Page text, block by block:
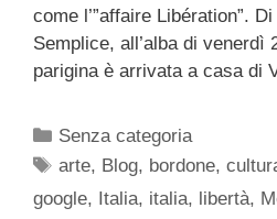
come l’”affaire Libération”.
Semplice, all’alba di venerdì
parigina è arrivata a casa di
Categorie
Senza categoria
Tag
arte, Blog, bordone,
google, Italia, italia, libertà,